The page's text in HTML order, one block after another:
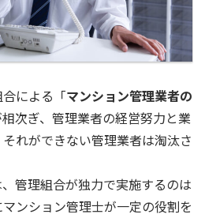
による「マンション管理業者の
相次ぎ、管理業者の経営努力と業
れができない管理業者は淘汰さ
管理組合が独力で実施するのは
ンション管理士が一定の役割を